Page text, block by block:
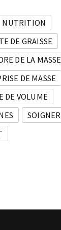
NUTRITION
DE GRAISSE
DE LA MASSE
DE MASSE
DE VOLUME
SOIGNER